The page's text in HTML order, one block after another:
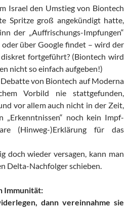
Israel den Umstieg von Biontech
Spritze groß angekündigt hatte,
der „Auffrischungs-Impfungen“
über Google findet – wird der
fortgeführt? (Biontech wird
nicht so einfach aufgeben!)
von Biontech auf Moderna
Vorbild nie stattgefunden,
vor allem auch nicht in der Zeit,
„Erkenntnissen“ noch kein Impf-
(Hinweg-)Erklärung für das
doch wieder versagen, kann man
Delta-Nachfolger schieben.
Immunität:
dann vereinnahme sie